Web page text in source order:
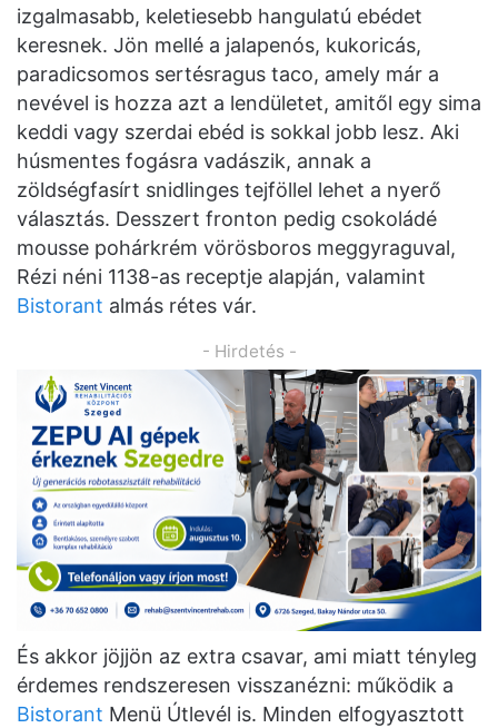
izgalmasabb, keletiesebb hangulatú ebédet
keresnek. Jön mellé a jalapenós, kukoricás,
paradicsomos sertésragus taco, amely már a
nevével is hozza azt a lendületet, amitől egy sima
keddi vagy szerdai ebéd is sokkal jobb lesz. Aki
húsmentes fogásra vadászik, annak a
zöldségfasírt snidlinges tejföllel lehet a nyerő
választás. Desszert fronton pedig csokoládé
mousse pohárkrém vörösboros meggyraguval,
Rézi néni 1138-as receptje alapján, valamint
Bistorant almás rétes vár.
- Hirdetés -
És akkor jöjjön az extra csavar, ami miatt tényleg
érdemes rendszeresen visszanézni: működik a
Bistorant Menü Útlevél is. Minden elfogyasztott